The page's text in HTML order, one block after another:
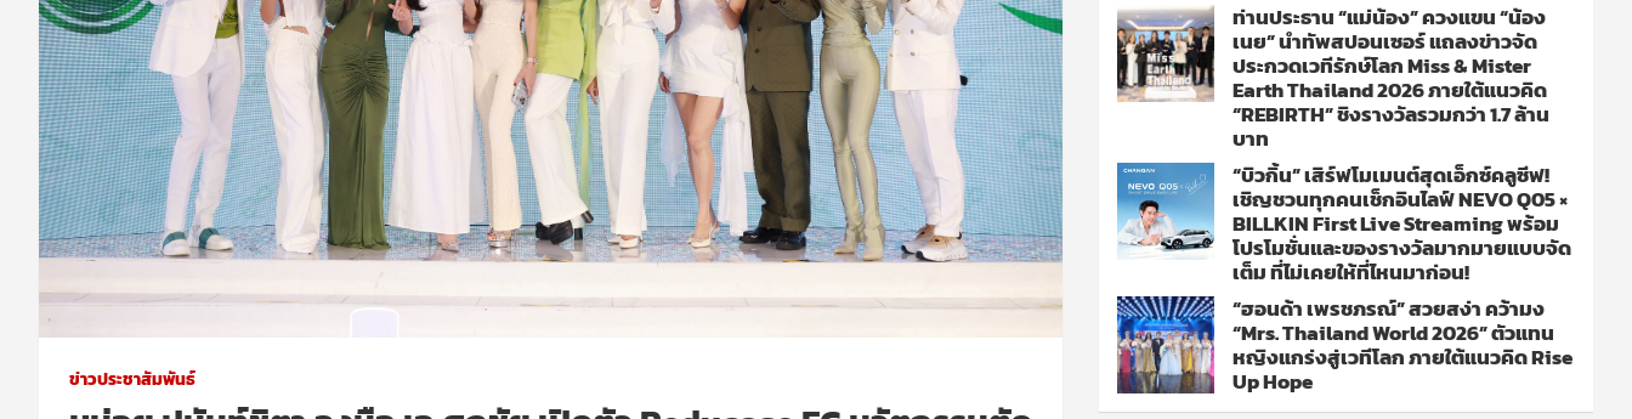
ข่าวประชาสัมพันธ์
ท่านประธาน “แม่น้อง” ควงแขน “น้อง
เนย” นำทัพสปอนเซอร์ แถลงข่าวจัด
ประกวดเวทีรักษ์โลก Miss & Mister
Earth Thailand 2026 ภายใต้แนวคิด
“REBIRTH” ชิงรางวัลรวมกว่า 1.7 ล้าน
บาท
“บิวกิ้น” เสิร์ฟโมเมนต์สุดเอ็กซ์คลูซีฟ!
เชิญชวนทุกคนเช็กอินไลฟ์ NEVO Q05 ×
BILLKIN First Live Streaming พร้อม
โปรโมชั่นและของรางวัลมากมายแบบจัด
เต็ม ที่ไม่เคยให้ที่ไหนมาก่อน!
“ฮอนด้า เพรชภรณ์” สวยสง่า คว้ามง
“Mrs. Thailand World 2026” ตัวแทน
หญิงแกร่งสู่เวทีโลก ภายใต้แนวคิด Rise
Up Hope